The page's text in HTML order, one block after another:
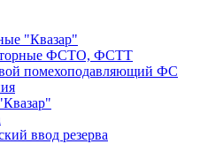
"Квазар"
ФСТО, ФСТТ
помехоподавляющий ФС
ввод резерва